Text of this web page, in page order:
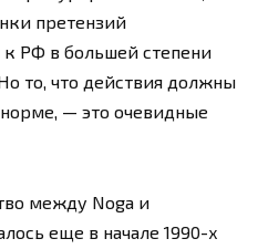
претензий
РФ в большей степени
то, что действия должны
— это очевидные
между Noga и
еще в начале 1990-х